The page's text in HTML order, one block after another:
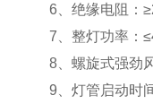
6、绝缘电阻：
7、整灯功率：
8、螺旋式强劲
9、灯管启动时